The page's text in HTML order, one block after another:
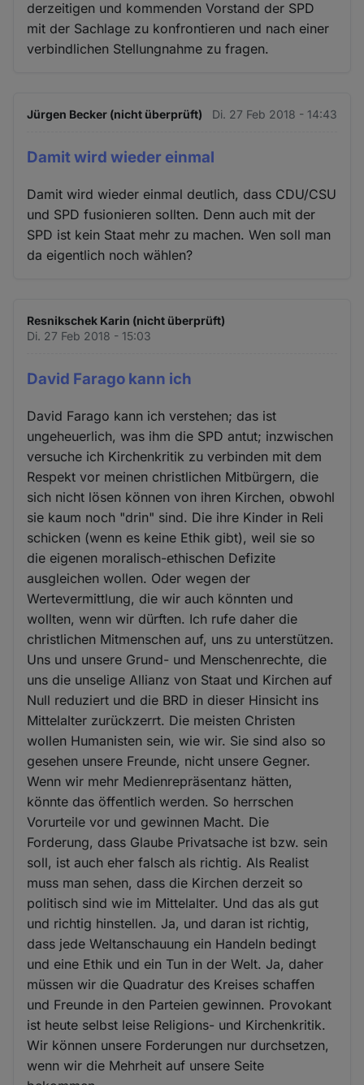
derzeitigen und kommenden Vorstand der SPD
mit der Sachlage zu konfrontieren und nach einer
verbindlichen Stellungnahme zu fragen.
Jürgen Becker (nicht überprüft) Di. 27 Feb 2018 - 14:43
Damit wird wieder einmal
Damit wird wieder einmal deutlich, dass CDU/CSU
und SPD fusionieren sollten. Denn auch mit der
SPD ist kein Staat mehr zu machen. Wen soll man
da eigentlich noch wählen?
Resnikschek Karin (nicht überprüft)
Di. 27 Feb 2018 - 15:03
David Farago kann ich
David Farago kann ich verstehen; das ist
ungeheuerlich, was ihm die SPD antut; inzwischen
versuche ich Kirchenkritik zu verbinden mit dem
Respekt vor meinen christlichen Mitbürgern, die
sich nicht lösen können von ihren Kirchen, obwohl
sie kaum noch "drin" sind. Die ihre Kinder in Reli
schicken (wenn es keine Ethik gibt), weil sie so
die eigenen moralisch-ethischen Defizite
ausgleichen wollen. Oder wegen der
Wertevermittlung, die wir auch könnten und
wollten, wenn wir dürften. Ich rufe daher die
christlichen Mitmenschen auf, uns zu unterstützen.
Uns und unsere Grund- und Menschenrechte, die
uns die unselige Allianz von Staat und Kirchen auf
Null reduziert und die BRD in dieser Hinsicht ins
Mittelalter zurückzerrt. Die meisten Christen
wollen Humanisten sein, wie wir. Sie sind also so
gesehen unsere Freunde, nicht unsere Gegner.
Wenn wir mehr Medienrepräsentanz hätten,
könnte das öffentlich werden. So herrschen
Vorurteile vor und gewinnen Macht. Die
Forderung, dass Glaube Privatsache ist bzw. sein
soll, ist auch eher falsch als richtig. Als Realist
muss man sehen, dass die Kirchen derzeit so
politisch sind wie im Mittelalter. Und das als gut
und richtig hinstellen. Ja, und daran ist richtig,
dass jede Weltanschauung ein Handeln bedingt
und eine Ethik und ein Tun in der Welt. Ja, daher
müssen wir die Quadratur des Kreises schaffen
und Freunde in den Parteien gewinnen. Provokant
ist heute selbst leise Religions- und Kirchenkritik.
Wir können unsere Forderungen nur durchsetzen,
wenn wir die Mehrheit auf unsere Seite